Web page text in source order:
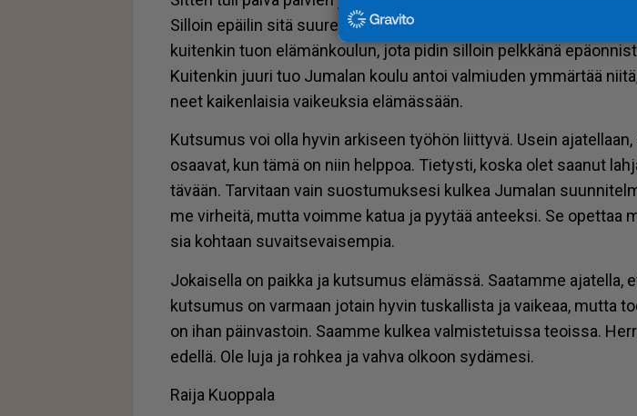
Sil­loin epäi­lin sitä suu­res­ti, kos­ka mi­nul­la ei ol­lut tut­kin­to­ja
kui­ten­kin tuon elä­män­kou­lun, jota pi­din sil­loin pelk­kä­nä
Kui­ten­kin juu­ri tuo Ju­ma­lan kou­lu an­toi val­miu­den ym­mär­tää
neet kai­ken­lai­sia vai­keuk­sia elä­mäs­sään.
Kut­su­mus voi ol­la hy­vin ar­ki­seen työ­hön liit­ty­vä. Usein
osaa­vat, kun tämä on niin help­poa. Tie­tys­ti, kos­ka olet saa­nut
tä­vään. Tar­vi­taan vain suos­tu­muk­se­si kul­kea Ju­ma­lan
me vir­hei­tä, mut­ta voim­me ka­tua ja pyy­tää an­teek­si. Se opet­taa
sia koh­taan su­vait­se­vai­sem­pia.
Jo­kai­sel­la on paik­ka ja kut­su­mus elä­mäs­sä. Saa­tam­me aja­tel­la,
kut­su­mus on var­maan jo­tain hy­vin tus­kal­lis­ta ja vai­ke­aa, mut­ta
on ihan päin­vas­toin. Saam­me kul­kea val­mis­te­tuis­sa te­ois­sa.
edel­lä. Ole luja ja roh­kea ja vah­va ol­koon sy­dä­me­si.
Rai­ja Kuop­pa­la